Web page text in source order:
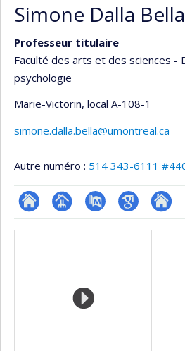
Simone Dalla Bella
Professeur titulaire
Faculté des arts et des sciences -
psychologie
Marie-Victorin, local A-108-1
simone.dalla.bella@umontreal.ca
Autre numéro : 514 343-6111
ResearchGate
Page PubMedGoogleAutre
Médias